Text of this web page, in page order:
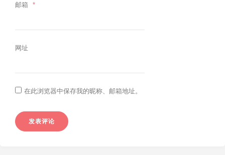
邮箱 *
网址
在此浏览器中保存我的昵称、邮箱地址。